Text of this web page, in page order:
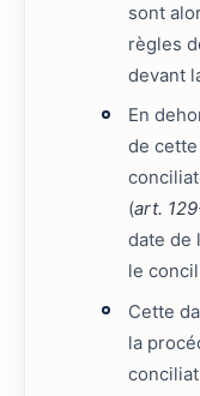
sont
règles
devant
En
de
(art.
date de
le
Cette
la